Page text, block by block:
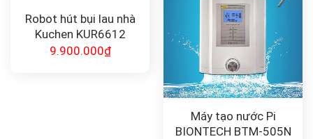
Robot hút bụi lau nhà
Kuchen KUR6612
9.900.000₫
Máy tạo nước Pi
BIONTECH BTM-505N